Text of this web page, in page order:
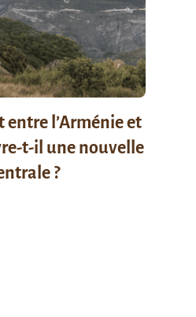
entre l’Arménie et
t-il une nouvelle
?